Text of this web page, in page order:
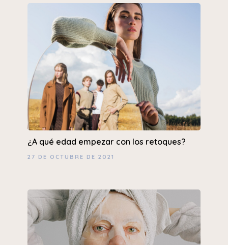
¿A qué edad empezar con los retoques?
27 DE OCTUBRE DE 2021